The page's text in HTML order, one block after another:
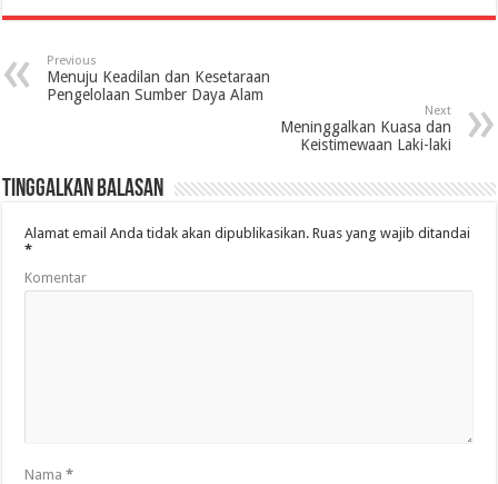
Previous
Menuju Keadilan dan Kesetaraan
Pengelolaan Sumber Daya Alam
Next
Meninggalkan Kuasa dan
Keistimewaan Laki-laki
Tinggalkan Balasan
Alamat email Anda tidak akan dipublikasikan. Ruas yang wajib ditandai
*
Komentar
Nama*